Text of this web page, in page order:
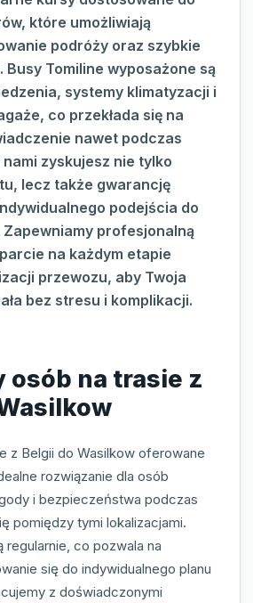
które umożliwiają
podróży oraz szybkie
Tomiline wyposażone są
systemy klimatyzacji i
co przekłada się na
nawet podczas
nami zyskujesz nie tylko
lecz także gwarancję
podejścia do
profesjonalną
na każdym etapie
przewozu, aby Twoja
bez stresu i komplikacji.
osób na trasie z
z Belgii do Wasilkow oferowane
rozwiązanie dla osób
i bezpieczeństwa podczas
pomiędzy tymi lokalizacjami.
regularnie, co pozwala na
się do indywidualnego planu
z doświadczonymi